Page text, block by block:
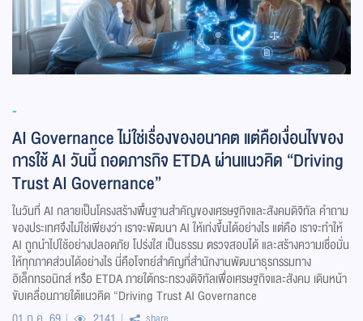
-
AI Governance ไม่ใช่เรื่องของอนาคต แต่คือเงื่อนไขของ
การใช้ AI วันนี้ ถอดภารกิจ ETDA ผ่านแนวคิด “Driving
Trust AI Governance”
ในวันที่ AI กลายเป็นโครงสร้างพื้นฐานสำคัญของเศรษฐกิจและสังคมดิจิทัล คำถาม
ของประเทศจึงไม่ใช่เพียงว่า เราจะพัฒนา AI ให้เก่งขึ้นได้อย่างไร แต่คือ เราจะทำให้
AI ถูกนำไปใช้อย่างปลอดภัย โปร่งใส เป็นธรรม ตรวจสอบได้ และสร้างความเชื่อมั่น
ให้ทุกภาคส่วนได้อย่างไร นี่คือโจทย์สำคัญที่สำนักงานพัฒนาธุรกรรมทาง
อิเล็กทรอนิกส์ หรือ ETDA ภายใต้กระทรวงดิจิทัลเพื่อเศรษฐกิจและสังคม เดินหน้า
ขับเคลื่อนภายใต้แนวคิด “Driving Trust AI Governance